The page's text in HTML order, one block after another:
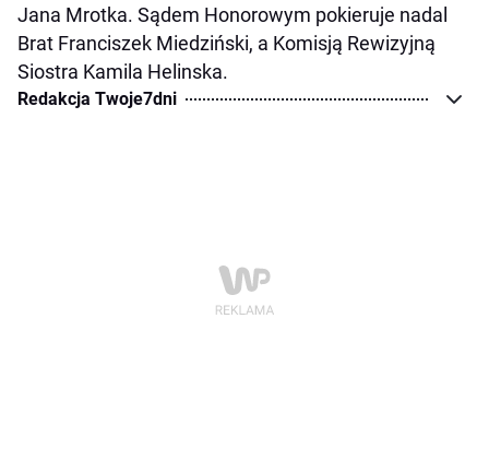
Jana Mrotka. Sądem Honorowym pokieruje nadal
Brat Franciszek Miedziński, a Komisją Rewizyjną
Siostra Kamila Helinska.
Redakcja Twoje7dni